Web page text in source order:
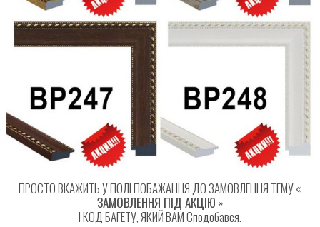
ПРОСТО ВКАЖИТЬ У ПОЛІ ПОБАЖАННЯ ДО ЗАМОВЛЕННЯ ТЕМУ «
ЗАМОВЛЕННЯ ПІД АКЦІЮ »
І КОД БАГЕТУ, ЯКИЙ ВАМ Сподобався.